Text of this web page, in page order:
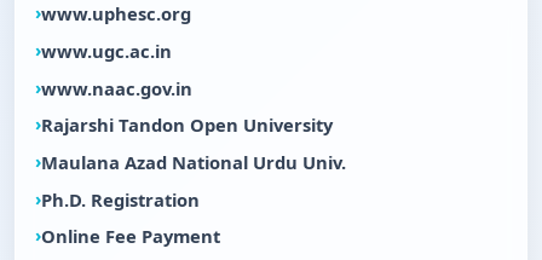
www.uphesc.org
www.ugc.ac.in
www.naac.gov.in
Rajarshi Tandon Open University
Maulana Azad National Urdu Univ.
Ph.D. Registration
Online Fee Payment